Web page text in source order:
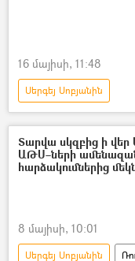
16 մայիսի, 11:48
Սերգեյ Սոբյանին
Մոսկվա
անօդաչու
Տարվա սկզբից ի վեր
ԱԹՍ–ների
հարձակումներից
8 մայիսի, 10:01
Սերգեյ Սոբյանին